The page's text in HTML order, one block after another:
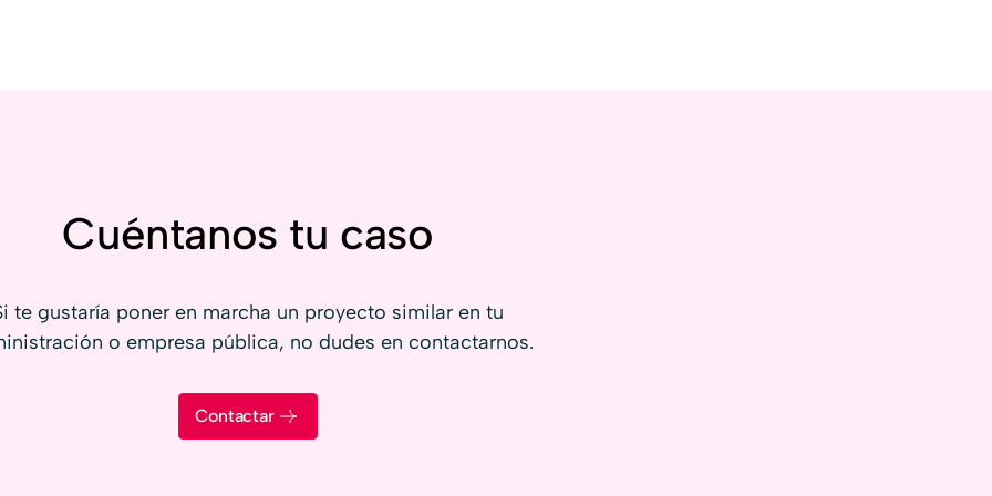
Cuéntanos tu caso
te gustaría poner en marcha un proyecto similar en tu
o empresa pública, no dudes en contactarnos.
Contactar